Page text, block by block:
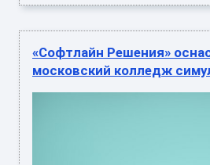
«Софтлайн Решения»
московский колледж